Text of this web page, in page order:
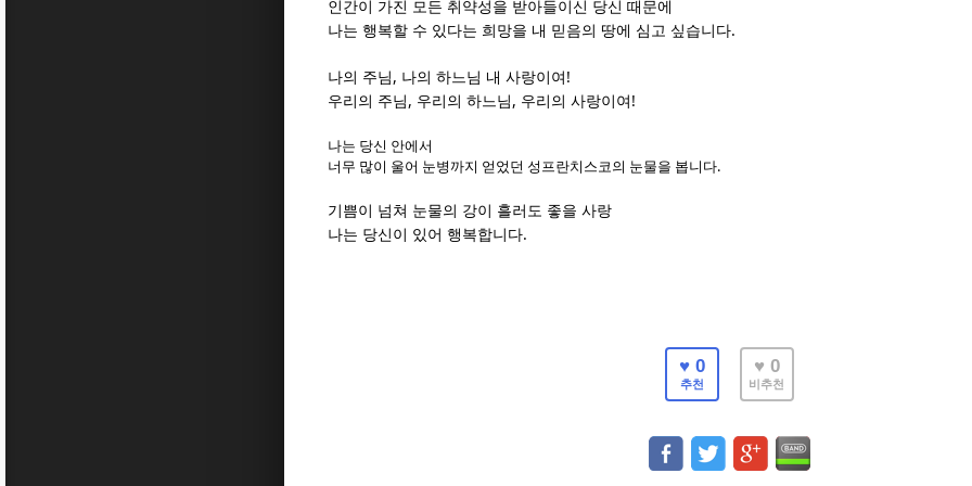
인간이 가진 모든 취약성을 받아들이신 당신 때문에
나는 행복할 수 있다는 희망을 내 믿음의 땅에 심고 싶습니다.
나의 주님 , 나의 하느님 내 사랑이여 !
우리의 주님 , 우리의 하느님 , 우리의 사랑이여 !
나는 당신 안에서
너무 많이 울어 눈병까지 얻었던 성프란치스코의 눈물을 봅니다.
기쁨이 넘쳐 눈물의 강이 흘러도 좋을 사랑
나는 당신이 있어 행복합니다.
♥ 0
추천
♥ 0
비추천